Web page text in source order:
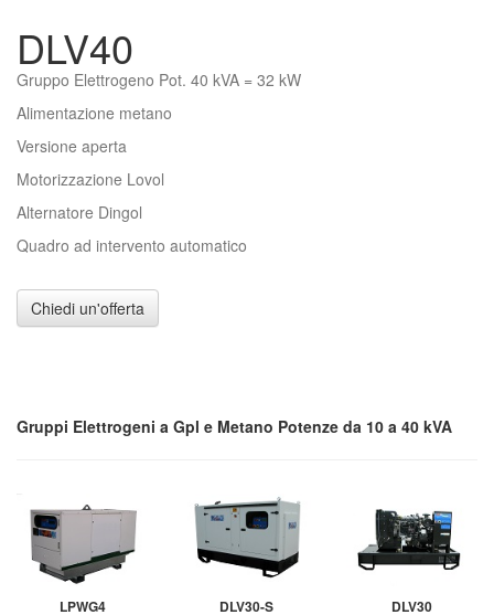
DLV40
Gruppo Elettrogeno Pot. 40 kVA = 32 kW
Alimentazione metano
Versione aperta
Motorizzazione Lovol
Alternatore Dingol
Quadro ad intervento automatico
Chiedi un'offerta
Gruppi Elettrogeni a Gpl e Metano Potenze da 10 a 40 kVA
LPWG4 DLV30-S DLV30